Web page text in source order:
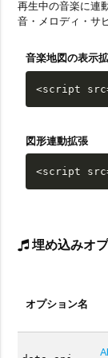
再生中の音楽に連
音・メロディ・サ
音楽地図の表示
<script
図形連動拡張
<script
埋め込みオ
オプション名